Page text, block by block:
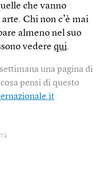
che vanno
Chi non c’è mai
almeno nel suo
vedere qui.
una pagina di
pensi di questo